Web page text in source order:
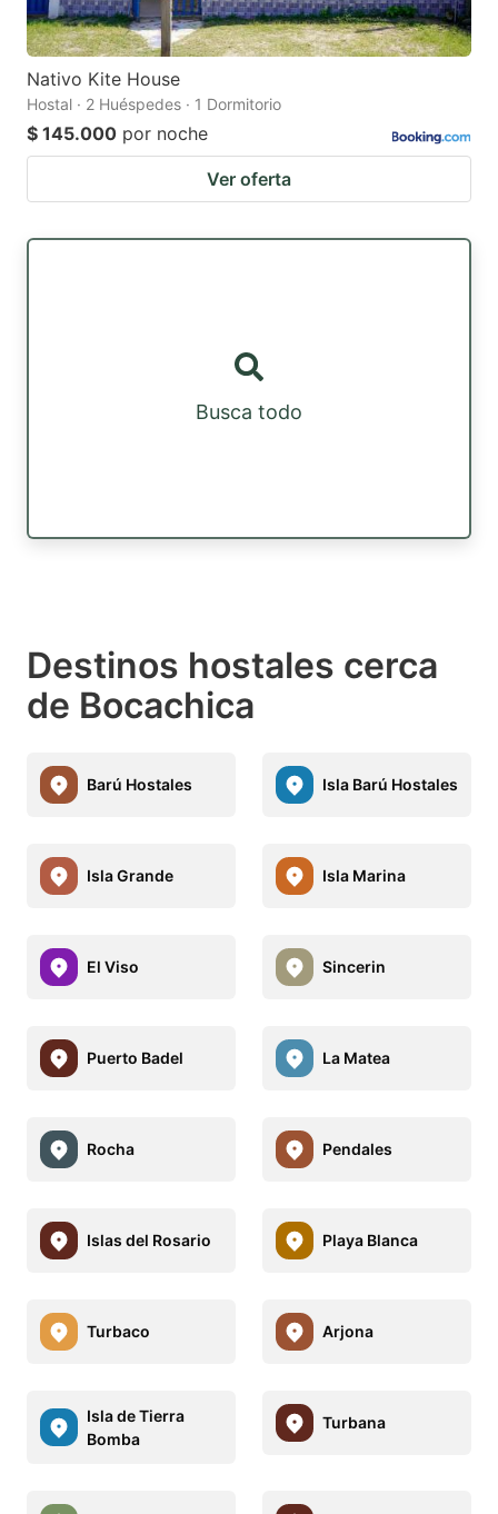
Nativo Kite House
Hostal · 2 Huéspedes · 1 Dormitorio
$ 145.000 por noche
Ver oferta
Busca todo
Destinos hostales cerca
de Bocachica
Barú Hostales Isla Barú Hostales
Isla Grande Isla Marina
El Viso Sincerin
Puerto Badel La Matea
Rocha Pendales
Islas del Rosario Playa Blanca
Turbaco Arjona
Isla de Tierra
Bomba
Turbana